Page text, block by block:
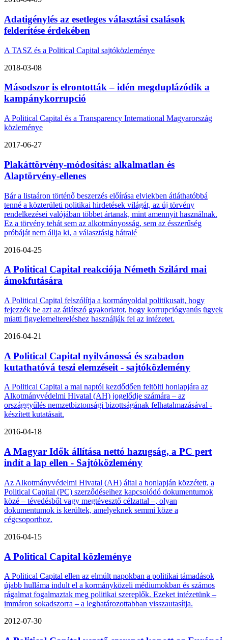
Adatigénylés az esetleges választási csalások
felderítése érdekében
A TASZ és a Political Capital sajtóközleménye
2018-03-08
Másodszor is elrontották – idén megduplázódik a
kampánykorrupció
A Political Capital és a Transparency International Magyarország
közleménye
2017-06-27
Plakáttörvény-módosítás: alkalmatlan és
Alaptörvény-ellenes
Bár a listaáron történő beszerzés előírása elviekben átláthatóbbá
tenné a közterületi politikai hirdetések világát, az új törvény
rendelkezései valójában többet ártanak, mint amennyit használnak.
Ez a törvény tehát sem az alkotmányosság, sem az ésszerűség
próbáját nem állja ki, a választásig hátralé
2016-04-25
A Political Capital reakciója Németh Szilárd mai
ámokfutására
A Political Capital felszólítja a kormányoldal politikusait, hogy
fejezzék be azt az átlátszó gyakorlatot, hogy korrupciógyanús ügyek
miatti figyelemeltereléshez használják fel az intézetet.
2016-04-21
A Political Capital nyilvánossá és szabadon
kutathatóvá teszi elemzéseit - sajtóközlemény
A Political Capital a mai naptól kezdődően feltölti honlapjára az
Alkotmányvédelmi Hivatal (AH) jogelődje számára – az
országgyűlés nemzetbiztonsági bizottságának felhatalmazásával -
készített kutatásait.
2016-04-18
A Magyar Idők állítása nettó hazugság, a PC pert
indít a lap ellen - Sajtóközlemény
Az Alkotmányvédelmi Hivatal (AH) által a honlapján közzétett, a
Political Capital (PC) szerződéseihez kapcsolódó dokumentumok
közé – tévedésből vagy megtévesztő célzattal –, olyan
dokumentumok is kerültek, amelyeknek semmi köze a
cégcsoporthoz.
2016-04-15
A Political Capital közleménye
A Political Capital ellen az elmúlt napokban a politikai támadások
újabb hulláma indult el a kormányközeli médiumokban és számos
rágalmat fogalmaztak meg politikai szereplők. Ezeket intézetünk –
immáron sokadszorra – a leghatározottabban visszautasítja.
2012-07-30